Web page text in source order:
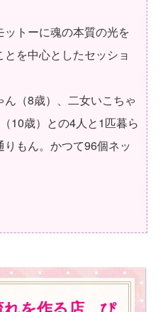
トーに魂の本質の光を
を中心としたセッショ
（8歳）、二女いこちゃ
10歳）との4人と1匹暮ら
もん。かつて96個ネッ